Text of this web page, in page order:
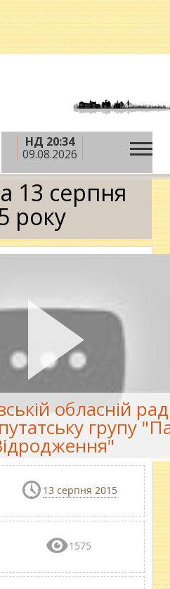
НД 20:34
09.08.2026
серпень »13 серпня
13 серпня
року
обласній
групу
13 серпня 2015
1575